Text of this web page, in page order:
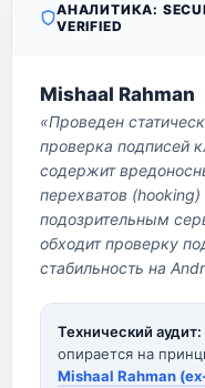
АНАЛИТИКА:
VERIFIED
Mishaal Rahman
«Проведен
проверка подписей
содержит
перехватов
подозрительным
обходит проверку
стабильность на
Технический аудит:
опирается на
Mishaal Rahman